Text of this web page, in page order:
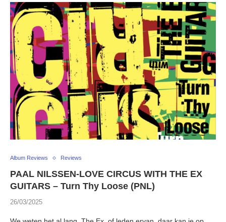
Album Reviews Reviews
PAAL NILSSEN-LOVE CIRCUS WITH THE EX
GUITARS – Turn Thy Loose (PNL)
26/03/2025